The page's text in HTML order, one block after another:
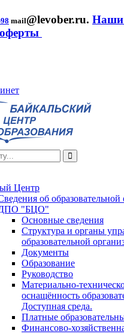
mail@levober.ru. Наши
Центр
об
"БЦО"
Основные сведения
Структура и органы
образовательной
Документы
Образование
Руководство
Материально-
оснащённость
Доступная среда.
Платные
Финансово-